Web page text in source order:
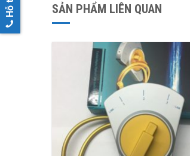
SẢN PHẨM LIÊN QUAN